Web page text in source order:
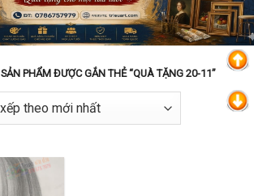
SẢN PHẨM ĐƯỢC GẮN THẺ “QUÀ TẶNG 20-11”